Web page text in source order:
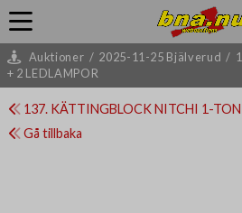
Auktioner / 2025-11-25 Bjälverud /
+ 2 LEDLAMPOR
137. KÄTTINGBLOCK NITCHI 1-TON
Gå tillbaka